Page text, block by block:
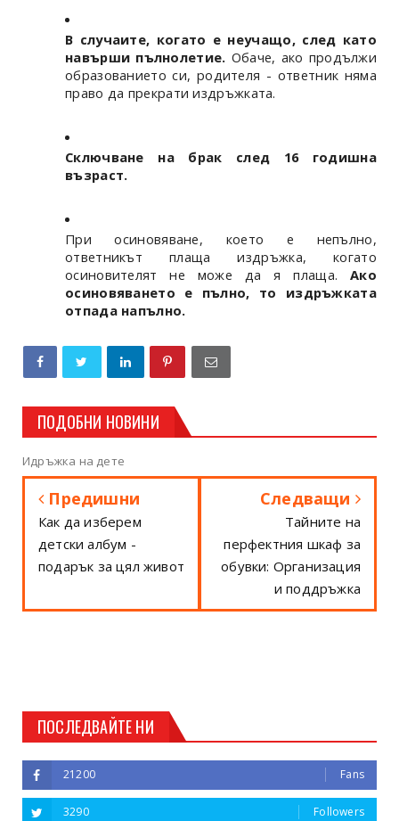
В случаите, когато е неучащо, след като
навърши пълнолетие. Обаче, ако продължи
образованието си, родителя - ответник няма
право да прекрати издръжката.
Сключване на брак след 16 годишна
възраст.
При осиновяване, което е непълно,
ответникът плаща издръжка, когато
осиновителят не може да я плаща.Ако
осиновяването е пълно, то издръжката
отпада напълно.
ПОДОБНИ НОВИНИ
Идръжка на дете
Предишни
Как да изберем
детски албум -
подарък за цял живот
Следващи
Тайните на
перфектния шкаф за
обувки: Организация
и поддръжка
ПОСЛЕДВАЙТЕ НИ
21200 Fans
3290 Followers